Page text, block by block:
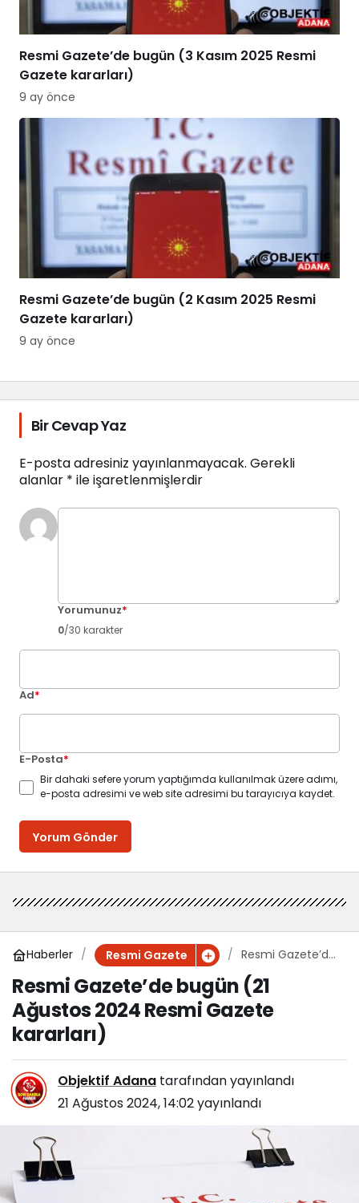
Resmi Gazete’de bugün (3 Kasım 2025 Resmi
Gazete kararları)
9 ay önce
Resmi Gazete’de bugün (2 Kasım 2025 Resmi
Gazete kararları)
9 ay önce
Bir Cevap Yaz
E-posta adresiniz yayınlanmayacak. Gerekli
alanlar * ile işaretlenmişlerdir
Yorumunuz*
0/30 karakter
Ad*
E-Posta*
Bir dahaki sefere yorum yaptığımda kullanılmak üzere adımı,
e-posta adresimi ve web site adresimi bu tarayıcıya kaydet.
Yorum Gönder
Haberler Resmi Gazete
Resmi Gazete’de
bugün (21
Ağustos 2024
Resmi Gazete
kararları)
Resmi Gazete’de bugün (21
Ağustos 2024 Resmi Gazete
kararları)
Objektif Adana tarafından yayınlandı
21 Ağustos 2024, 14:02yayınlandı